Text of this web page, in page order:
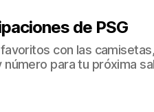
de PSG
con las
para tu próxima